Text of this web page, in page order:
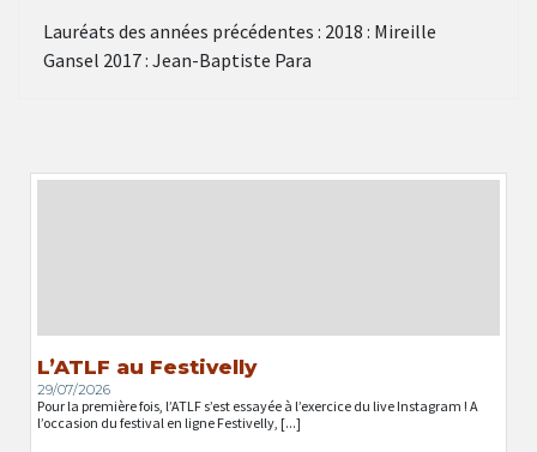
Lauréats des années précédentes : 2018 : Mireille
Gansel 2017 : Jean-Baptiste Para
L’ATLF au Festivelly
29/07/2026
Pour la première fois, l’ATLF s’est essayée à l’exercice du live Instagram ! A
l’occasion du festival en ligne Festivelly, [...]